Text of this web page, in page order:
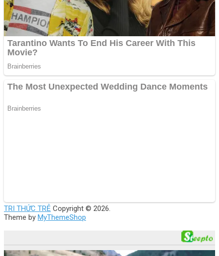
TRI THỨC TRẺ Copyright © 2026.
Theme by MyThemeShop